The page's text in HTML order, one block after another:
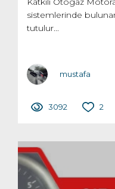
sistemlerinde
tutulur...
mustafa
3092 2